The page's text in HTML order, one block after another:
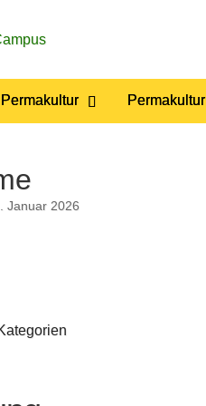
Permakultur
Januar 2026